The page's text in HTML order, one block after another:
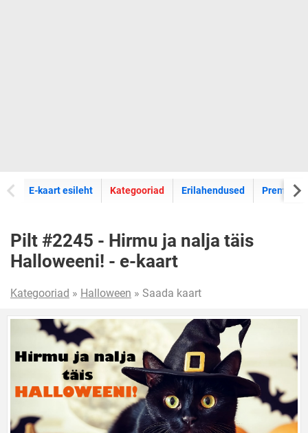
E-kaart esileht E-kaartide
Kategooriad Erilahendused Premium
Pilt #2245 - Hirmu ja nalja täis
Halloweeni! - e-kaart
Kategooriad » Halloween » Saada kaart